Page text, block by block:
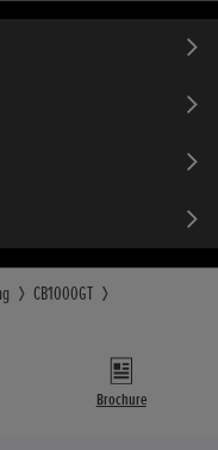
CB1000GT
Brochure